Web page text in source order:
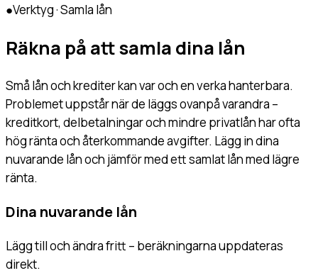
●Verktyg · Samla lån
Räkna på att samla dina lån
Små lån och krediter kan var och en verka hanterbara.
Problemet uppstår när de läggs ovanpå varandra –
kreditkort, delbetalningar och mindre privatlån har ofta
hög ränta och återkommande avgifter. Lägg in dina
nuvarande lån och jämför med ett samlat lån med lägre
ränta.
Dina nuvarande lån
Lägg till och ändra fritt – beräkningarna uppdateras
direkt.